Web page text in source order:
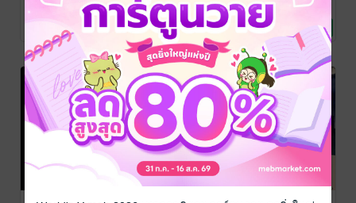
Patrick
Rangsimant
นิยายลึกลับ/เขย่า
world turns
into Galaxy
expressway
Patrick
Rangsimant/ รังสิ
มันต์
นิยายวาย Boy
Love / Yaoi
2 Rating
Rangsimant/ รังสิ
มันต์
นิยายสืบสวน
สอบสวน/ทริลเลอร์
3 Rating
My ride, I love